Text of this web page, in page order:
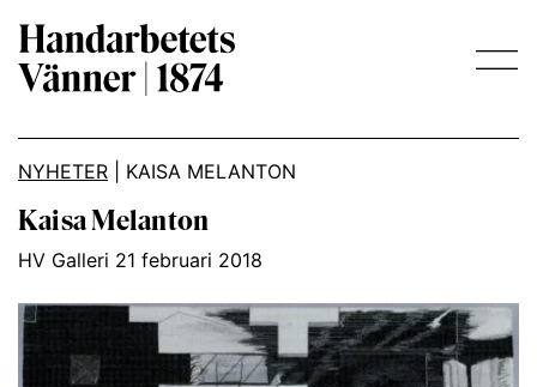
Main Navigation
NYHETER KAISA MELANTON
Kaisa Melanton
HV Galleri 21 februari 2018